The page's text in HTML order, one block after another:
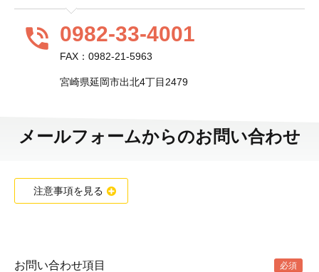
phone_in_talk 0982-33-4001
FAX：0982-21-5963
宮崎県延岡市出北4丁目2479
メールフォームからのお問い合わせ
注意事項を見る
お問い合わせ項目